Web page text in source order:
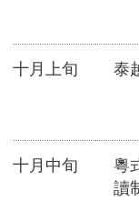
十月上旬 泰
十月中旬
粵
讀